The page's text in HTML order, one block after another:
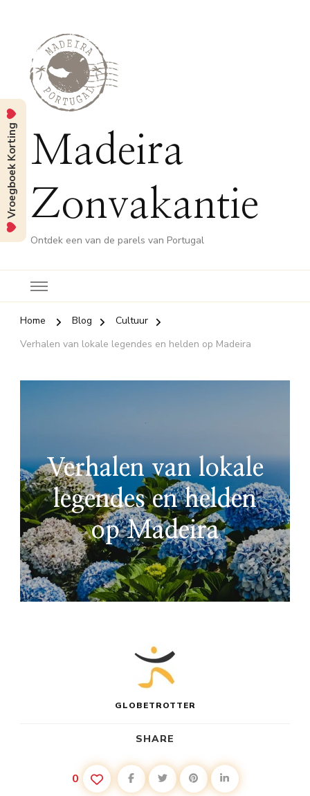
Madeira
Zonvakantie
Ontdek een van de parels van Portugal
Home Blog
Cultuur
Verhalen van lokale legendes en helden op Madeira
Verhalen van lokale
legendes en helden
op Madeira
GLOBETROTTER
SHARE
0
Vroegboek Korting